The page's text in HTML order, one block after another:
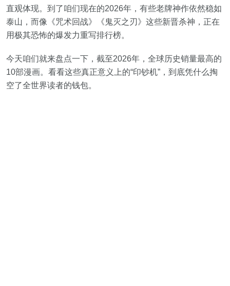
直观体现。到了咱们现在的2026年，有些老牌神作依然稳如
泰山，而像《咒术回战》《鬼灭之刃》这些新晋杀神，正在
用极其恐怖的爆发力重写排行榜。
今天咱们就来盘点一下，截至2026年，全球历史销量最高的
10部漫画。看看这些真正意义上的“印钞机”，到底凭什么掏
空了全世界读者的钱包。